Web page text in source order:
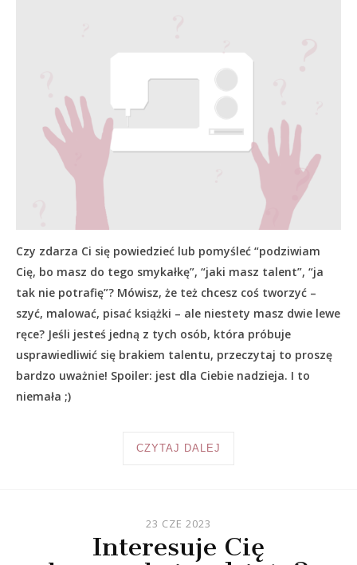
Czy zdarza Ci się powiedzieć lub pomyśleć “podziwiam
Cię, bo masz do tego smykałkę”, “jaki masz talent”, “ja
tak nie potrafię”? Mówisz, że też chcesz coś tworzyć –
szyć, malować, pisać książki – ale niestety masz dwie lewe
ręce? Jeśli jesteś jedną z tych osób, która próbuje
usprawiedliwić się brakiem talentu, przeczytaj to proszę
bardzo uważnie! Spoiler: jest dla Ciebie nadzieja. I to
niemała ;)
CZYTAJ DALEJ
23 CZE 2023
Interesuje Cię